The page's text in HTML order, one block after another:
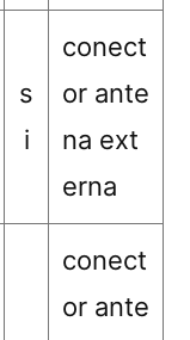
s
i
conect
or ante
na ext
erna
conect
or ante